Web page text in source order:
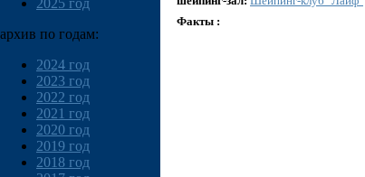
2025 год
архив по годам:
2024 год
2023 год
2022 год
2021 год
2020 год
2019 год
2018 год
Факты :